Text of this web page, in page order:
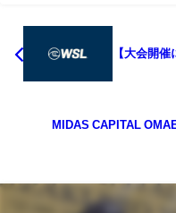
【大会開催
MIDAS CAPITAL